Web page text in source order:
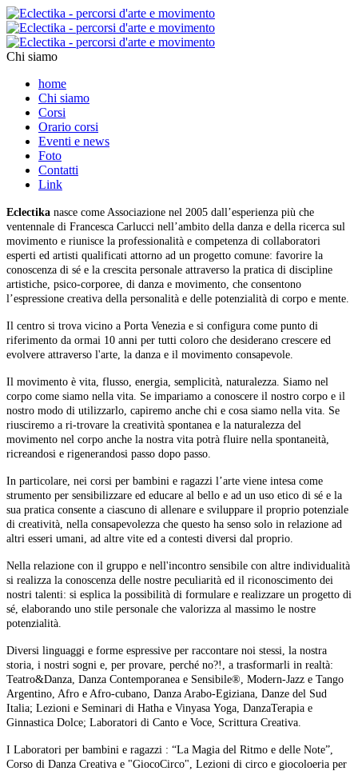
Chi siamo
home
Chi siamo
Corsi
Orario corsi
Eventi e news
Foto
Contatti
Link
Eclectika nasce come Associazione nel 2005 dall’esperienza più che
ventennale di Francesca Carlucci nell’ambito della danza e della ricerca sul
movimento e riunisce la professionalità e competenza di collaboratori
esperti ed artisti qualificati attorno ad un progetto comune: favorire la
conoscenza di sé e la crescita personale attraverso la pratica di discipline
artistiche, psico-corporee, di danza e movimento, che consentono
l’espressione creativa della personalità e delle potenzialità di corpo e mente.
Il centro si trova vicino a Porta Venezia e si configura come punto di
riferimento da ormai 10 anni per tutti coloro che desiderano crescere ed
evolvere attraverso l'arte, la danza e il movimento consapevole.
Il movimento è vita, flusso, energia, semplicità, naturalezza. Siamo nel
corpo come siamo nella vita. Se impariamo a conoscere il nostro corpo e il
nostro modo di utilizzarlo, capiremo anche chi e cosa siamo nella vita. Se
riusciremo a ri-trovare la creatività spontanea e la naturalezza del
movimento nel corpo anche la nostra vita potrà fluire nella spontaneità,
ricreandosi e rigenerandosi passo dopo passo.
In particolare, nei corsi per bambini e ragazzi l’arte viene intesa come
strumento per sensibilizzare ed educare al bello e ad un uso etico di sé e la
sua pratica consente a ciascuno di allenare e sviluppare il proprio potenziale
di creatività, nella consapevolezza che questo ha senso solo in relazione ad
altri esseri umani, ad altre vite ed a contesti diversi dal proprio.
Nella relazione con il gruppo e nell'incontro sensibile con altre individualità
si realizza la conoscenza delle nostre peculiarità ed il riconoscimento dei
nostri talenti: si esplica la possibilità di formulare e realizzare un progetto di
sé, elaborando uno stile personale che valorizza al massimo le nostre
potenzialità.
Diversi linguaggi e forme espressive per raccontare noi stessi, la nostra
storia, i nostri sogni e, per provare, perché no?!, a trasformarli in realtà:
Teatro&Danza, Danza Contemporanea e Sensibile®, Modern-Jazz e Tango
Argentino, Afro e Afro-cubano, Danza Arabo-Egiziana, Danze del Sud
Italia; Lezioni e Seminari di Hatha e Vinyasa Yoga, DanzaTerapia e
Ginnastica Dolce; Laboratori di Canto e Voce, Scrittura Creativa.
I Laboratori per bambini e ragazzi : “La Magia del Ritmo e delle Note”,
Corso di Danza Creativa e "GiocoCirco", Lezioni di circo e giocoloeria per